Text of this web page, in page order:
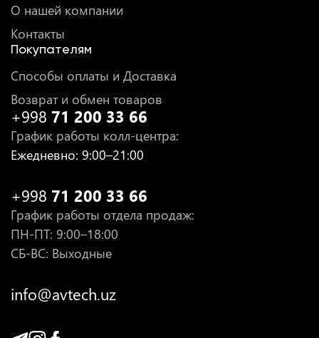
О нашей компании
Контакты
Покупателям
Способы оплаты и Доставка
Возврат и обмен товаров
+998 71 200 33 66
График работы колл-центра:
Ежедневно: 9:00–21:00
+998 71 200 33 66
График работы отдела продаж:
ПН-ПТ: 9:00–18:00
СБ-ВС: Выходные
info@avtech.uz